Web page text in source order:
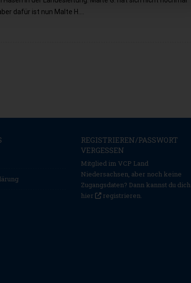
dafür ist nun Malte H.…
REGISTRIEREN/PASSWORT
VERGESSEN
Mitglied im VCP Land
Niedersachsen, aber noch keine
Zugangsdaten? Dann kannst du dich
hier
registrieren.